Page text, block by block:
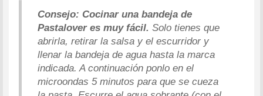
Consejo: Cocinar una bandeja de
Pastalover es muy fácil.Solo tienes que
abrirla, retirar la salsa y el escurridor y
llenar la bandeja de agua hasta la marca
indicada. A continuación ponlo en el
microondas 5 minutos para que se cueza